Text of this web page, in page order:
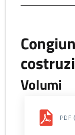
Volumi
PDF